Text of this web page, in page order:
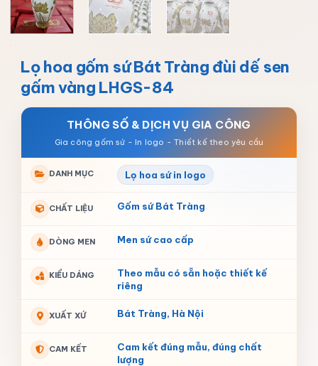
Lọ hoa gốm sứ Bát Tràng đùi dế sen
gấm vàng LHGS-84
THÔNG SỐ & DỊCH VỤ GIA CÔNG
DANH MỤC Lọ hoa sứ in logo
CHẤT LIỆU Gốm sứ Bát Tràng
DÒNG MEN Men sứ cao cấp
KIỂU DÁNG
Theo mẫu có sẵn hoặc thiết kế
riêng
XUẤT XỨ Bát Tràng, Hà Nội
CAM KẾT
Cam kết đúng mẫu, đúng chất
lượng